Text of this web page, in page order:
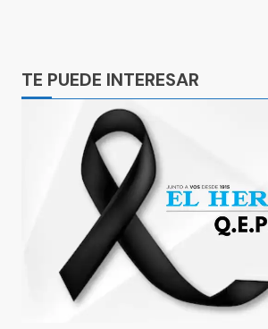
TE PUEDE INTERESAR